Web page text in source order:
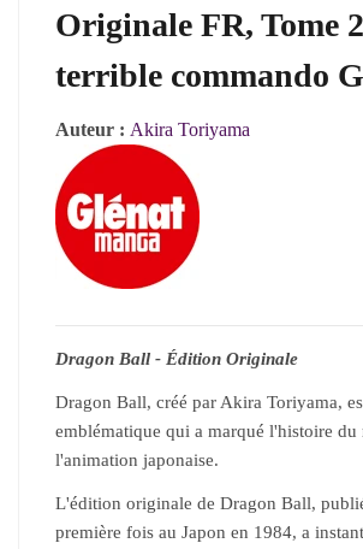
Originale FR, Tome
terrible commando
Auteur : Akira Toriyama
Dragon Ball - Édition Originale
Dragon Ball, créé par Akira Toriyama,
emblématique qui a marqué l'histoire du
l'animation japonaise.
L'édition originale de Dragon Ball,
première fois au Japon en 1984, a